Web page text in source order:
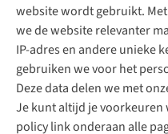
website wordt gebruikt.
we de website relevanter
IP-adres en andere unieke
gebruiken we voor het
Deze data delen we met
Je kunt altijd je voorkeuren
policy link onderaan alle